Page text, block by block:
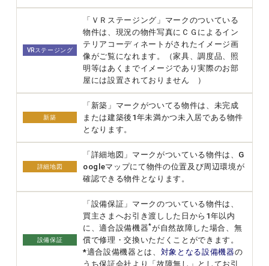
VRステージング
「ＶＲステージング」マークのついている
物件は、現況の物件写真にＣＧによるイン
テリアコーディネートがされたイメージ画
像がご覧になれます。（家具、調度品、照
明等はあくまでイメージであり実際のお部
屋には設置されておりません ）
新築
「新築」マークがついてる物件は、未完成
または建築後1年未満かつ未入居である物件
となります。
詳細地図
「詳細地図」マークがついている物件は、G
oogleマップにて物件の位置及び周辺環境が
確認できる物件となります。
設備保証
「設備保証」マークのついている物件は、
買主さまへお引き渡しした日から1年以内
に、適合設備機器*が自然故障した場合、無
償で修理・交換いただくことができます。
*適合設備機器とは、 対象となる設備機器の
うち保証会社より「故障無し」としてお引